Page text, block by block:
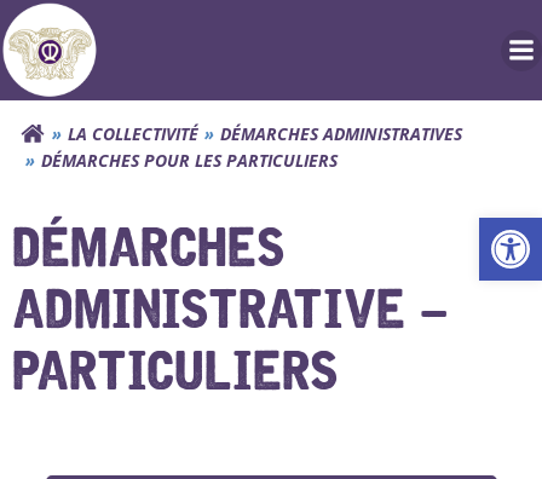
Aller
au
contenu
LA COLLECTIVITÉ
DÉMARCHES ADMINISTRATIVES
DÉMARCHES POUR LES PARTICULIERS
DÉMARCHES
ADMINISTRATIVE –
PARTICULIERS